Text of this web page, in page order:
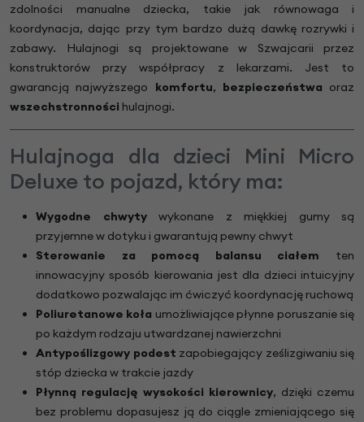
zdolności manualne dziecka, takie jak równowaga i
koordynacja, dając przy tym bardzo dużą dawkę rozrywki i
zabawy. Hulajnogi są projektowane w Szwajcarii przez
konstruktorów przy współpracy z lekarzami. Jest to
gwarancją najwyższego komfortu, bezpieczeństwa oraz
wszechstronności hulajnogi.
Hulajnoga dla dzieci Mini Micro
Deluxe to pojazd, który ma:
Wygodne chwytywykonane z miękkiej gumy są
przyjemne w dotyku i gwarantują pewny chwyt
Sterowanie za pomocą balansu ciałem ten
innowacyjny sposób kierowania jest dla dzieci intuicyjny
dodatkowo pozwalając im ćwiczyć koordynację ruchową
Poliuretanowe koła umożliwiające płynne poruszanie się
po każdym rodzaju utwardzanej nawierzchni
Antypoślizgowy podest zapobiegający ześlizgiwaniu się
stóp dziecka w trakcie jazdy
Płynną regulację wysokości kierownicy, dzięki czemu
bez problemu dopasujesz ją do ciągle zmieniającego się